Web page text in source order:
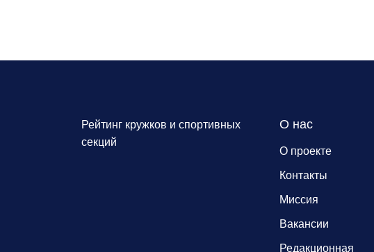
Рейтинг кружков и спортивных
секций
О нас
О проекте
Контакты
Миссия
Вакансии
Редакционная